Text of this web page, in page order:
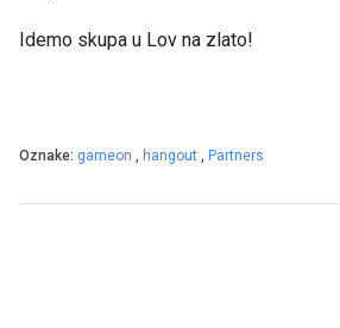
Idemo skupa u Lov na zlato!
Oznake: gameon , hangout , Partners